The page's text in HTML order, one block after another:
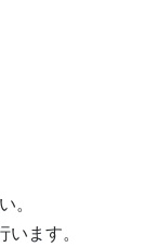
。
ます。